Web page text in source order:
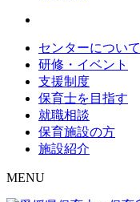
センターについて
研修・イベント
支援制度
保育士を目指す
就職相談
保育施設の方
施設紹介
MENU